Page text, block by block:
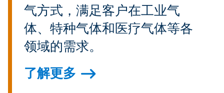
气方式，满足客户在工业气
体、特种气体和医疗气体等各
领域的需求。
了解更多